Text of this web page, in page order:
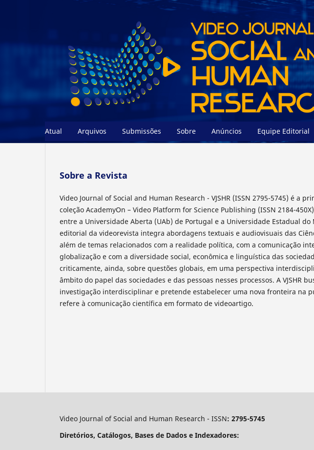
Atual Arquivos Submissões Sobre Anúncios Equipe Editorial
Sobre a Revista
Video Journal of Social and Human Research - VJSHR (ISSN 2795-5745) é a
coleção AcademyOn – Video Platform for Science Publishing (ISSN 2184-
entre a Universidade Aberta (UAb) de Portugal e a Universidade Estadual
editorial da videorevista integra abordagens textuais e audiovisuais das
além de temas relacionados com a realidade política, com a comunicação
globalização e com a diversidade social, econômica e linguística das
criticamente, ainda, sobre questões globais, em uma perspectiva
âmbito do papel das sociedades e das pessoas nesses processos. A VJSHR
investigação interdisciplinar e pretende estabelecer uma nova fronteira na
refere à comunicação científica em formato de videoartigo.
Video Journal of Social and Human Research - ISSN: 2795-5745
Diretórios, Catálogos, Bases de Dados e Indexadores: